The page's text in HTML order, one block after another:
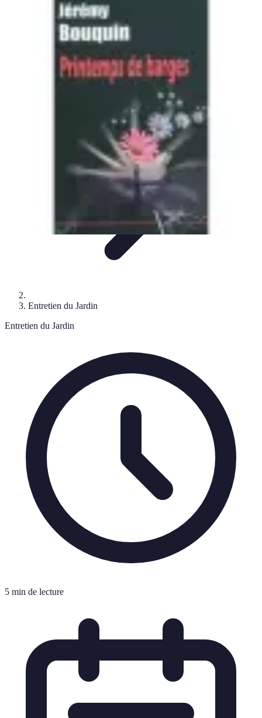
Conseils Jardinage
Entretien et AménagementEntretien des Plantes
Entretien du JardinConseils Pratiques
Conseils Jardinage
Entretien du Jardin
Entretien du Jardin
5 min de lecture